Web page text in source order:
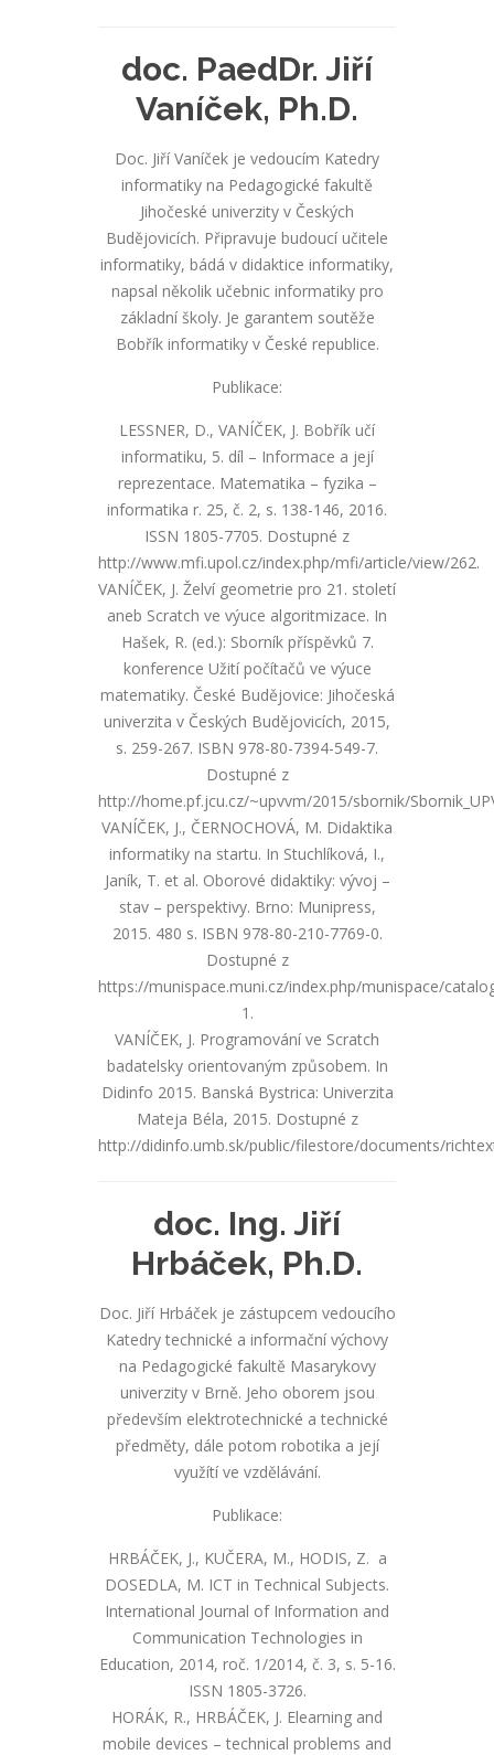
doc. PaedDr. Jiří
Vaníček, Ph.D.
Doc. Jiří Vaníček je vedoucím Katedry
informatiky na Pedagogické fakultě
Jihočeské univerzity v Českých
Budějovicích. Připravuje budoucí učitele
informatiky, bádá v didaktice informatiky,
napsal několik učebnic informatiky pro
základní školy. Je garantem soutěže
Bobřík informatiky v České republice.
Publikace:
LESSNER, D., VANÍČEK, J. Bobřík učí
informatiku, 5. díl – Informace a její
reprezentace. Matematika – fyzika –
informatika r. 25, č. 2, s. 138-146, 2016.
ISSN 1805-7705. Dostupné z
http://www.mfi.upol.cz/index.php/mfi/article/view/262.
VANÍČEK, J. Želví geometrie pro 21. století
aneb Scratch ve výuce algoritmizace. In
Hašek, R. (ed.): Sborník příspěvků 7.
konference Užití počítačů ve výuce
matematiky. České Budějovice: Jihočeská
univerzita v Českých Budějovicích, 2015,
s. 259-267. ISBN 978-80-7394-549-7.
Dostupné z
http://home.pf.jcu.cz/~upvvm/2015/sbornik/
VANÍČEK, J., ČERNOCHOVÁ, M. Didaktika
informatiky na startu. In Stuchlíková, I.,
Janík, T. et al. Oborové didaktiky: vývoj –
stav – perspektivy. Brno: Munipress,
2015. 480 s. ISBN 978-80-210-7769-0.
Dostupné z
https://munispace.muni.cz/index.php/munispace/
1.
VANÍČEK, J. Programování ve Scratch
badatelsky orientovaným způsobem. In
Didinfo 2015. Banská Bystrica: Univerzita
Mateja Béla, 2015. Dostupné z
http://didinfo.umb.sk/public/filestore/documents/
doc. Ing. Jiří
Hrbáček, Ph.D.
Doc. Jiří Hrbáček je zástupcem vedoucího
Katedry technické a informační výchovy
na Pedagogické fakultě Masarykovy
univerzity v Brně. Jeho oborem jsou
především elektrotechnické a technické
předměty, dále potom robotika a její
využítí ve vzdělávání.
Publikace:
HRBÁČEK, J., KUČERA, M., HODIS, Z. a
DOSEDLA, M. ICT in Technical Subjects.
International Journal of Information and
Communication Technologies in
Education, 2014, roč. 1/2014, č. 3, s. 5-16.
ISSN 1805-3726.
HORÁK, R., HRBÁČEK, J. Elearning and
mobile devices – technical problems and